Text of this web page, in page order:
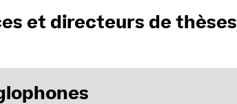
et directeurs de thèses